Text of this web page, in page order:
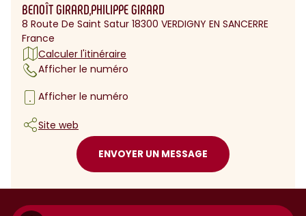
BENOÎT GIRARD,PHILIPPE GIRARD
8 Route De Saint Satur 18300 VERDIGNY EN SANCERRE
France
Calculer l'itinéraire
Afficher le numéro
Afficher le numéro
Site web
ENVOYER UN MESSAGE